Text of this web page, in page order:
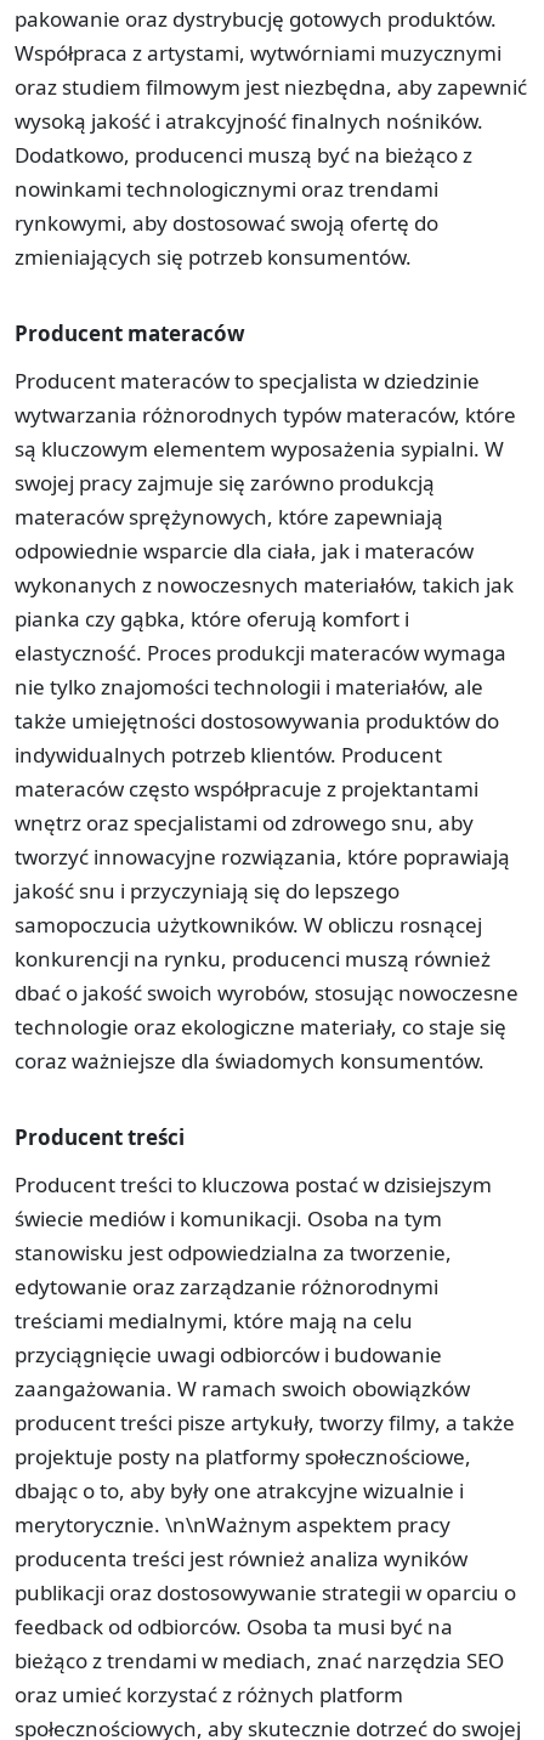
pakowanie oraz dystrybucję gotowych produktów.
Współpraca z artystami, wytwórniami muzycznymi
oraz studiem filmowym jest niezbędna, aby zapewnić
wysoką jakość i atrakcyjność finalnych nośników.
Dodatkowo, producenci muszą być na bieżąco z
nowinkami technologicznymi oraz trendami
rynkowymi, aby dostosować swoją ofertę do
zmieniających się potrzeb konsumentów.
Producent materaców
Producent materaców to specjalista w dziedzinie
wytwarzania różnorodnych typów materaców, które
są kluczowym elementem wyposażenia sypialni. W
swojej pracy zajmuje się zarówno produkcją
materaców sprężynowych, które zapewniają
odpowiednie wsparcie dla ciała, jak i materaców
wykonanych z nowoczesnych materiałów, takich jak
pianka czy gąbka, które oferują komfort i
elastyczność. Proces produkcji materaców wymaga
nie tylko znajomości technologii i materiałów, ale
także umiejętności dostosowywania produktów do
indywidualnych potrzeb klientów. Producent
materaców często współpracuje z projektantami
wnętrz oraz specjalistami od zdrowego snu, aby
tworzyć innowacyjne rozwiązania, które poprawiają
jakość snu i przyczyniają się do lepszego
samopoczucia użytkowników. W obliczu rosnącej
konkurencji na rynku, producenci muszą również
dbać o jakość swoich wyrobów, stosując nowoczesne
technologie oraz ekologiczne materiały, co staje się
coraz ważniejsze dla świadomych konsumentów.
Producent treści
Producent treści to kluczowa postać w dzisiejszym
świecie mediów i komunikacji. Osoba na tym
stanowisku jest odpowiedzialna za tworzenie,
edytowanie oraz zarządzanie różnorodnymi
treściami medialnymi, które mają na celu
przyciągnięcie uwagi odbiorców i budowanie
zaangażowania. W ramach swoich obowiązków
producent treści pisze artykuły, tworzy filmy, a także
projektuje posty na platformy społecznościowe,
dbając o to, aby były one atrakcyjne wizualnie i
merytorycznie. \n\nWażnym aspektem pracy
producenta treści jest również analiza wyników
publikacji oraz dostosowywanie strategii w oparciu o
feedback od odbiorców. Osoba ta musi być na
bieżąco z trendami w mediach, znać narzędzia SEO
oraz umieć korzystać z różnych platform
społecznościowych, aby skutecznie dotrzeć do swojej